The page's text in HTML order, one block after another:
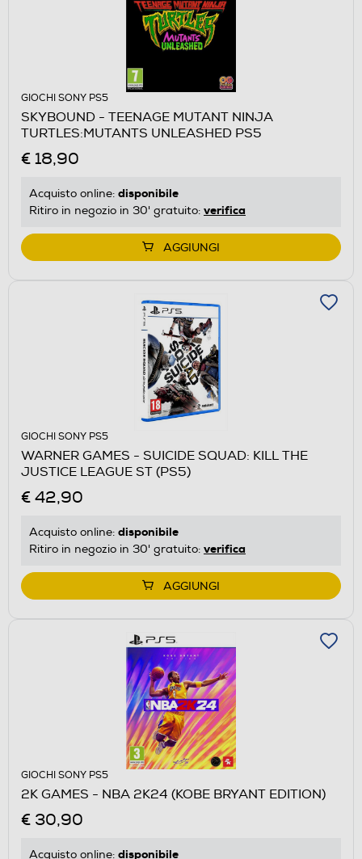
GIOCHI SONY PS5
SKYBOUND - TEENAGE MUTANT NINJA
TURTLES:MUTANTS UNLEASHED PS5
€ 18,90
Acquisto online: disponibile
Ritiro in negozio in 30' gratuito: verifica
AGGIUNGI
GIOCHI SONY PS5
WARNER GAMES - SUICIDE SQUAD: KILL THE
JUSTICE LEAGUE ST (PS5)
€ 42,90
Acquisto online: disponibile
Ritiro in negozio in 30' gratuito: verifica
AGGIUNGI
GIOCHI SONY PS5
2K GAMES - NBA 2K24 (KOBE BRYANT EDITION)
€ 30,90
Acquisto online: disponibile